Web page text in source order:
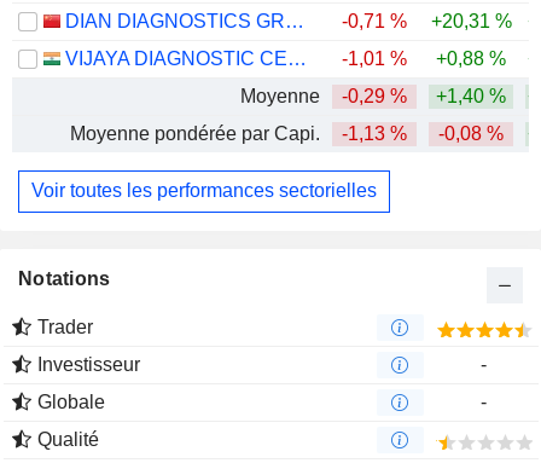
DIAN DIAGNOSTICS GROUP CO.,LTD.
-0,71 % +20,31 %
VIJAYA DIAGNOSTIC CENTRE LIMITED
-1,01 % +0,88 %
Moyenne
-0,29 % +1,40 %
Moyenne pondérée par Capi.
-1,13 % -0,08 %
Voir toutes les performances sectorielles
Notations
Trader
Investisseur
-
Globale
-
Qualité